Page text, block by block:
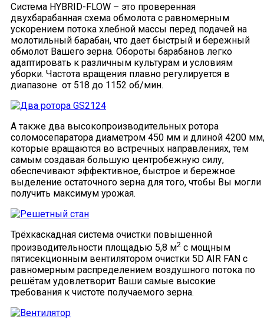
Система HYBRID-FLOW – это проверенная
двухбарабанная схема обмолота с равномерным
ускорением потока хлебной массы перед подачей на
молотильный барабан, что дает быстрый и бережный
обмолот Вашего зерна. Обороты барабанов легко
адаптировать к различным культурам и условиям
уборки. Частота вращения плавно регулируется в
диапазоне от 518 до 1152 об/мин.
А также два высокопроизводительных ротора
соломосепаратора диаметром 450 мм и длиной 4200 мм,
которые вращаются во встречных направлениях, тем
самым создавая большую центробежную силу,
обеспечивают эффективное, быстрое и бережное
выделение остаточного зерна для того, чтобы Вы могли
получить максимум урожая.
Трёхкаскадная система очистки повышенной
производительности площадью 5,8 м2 с мощным
пятисекционным вентилятором очистки 5D AIR FAN с
равномерным распределением воздушного потока по
решётам удовлетворит Ваши самые высокие
требования к чистоте получаемого зерна.